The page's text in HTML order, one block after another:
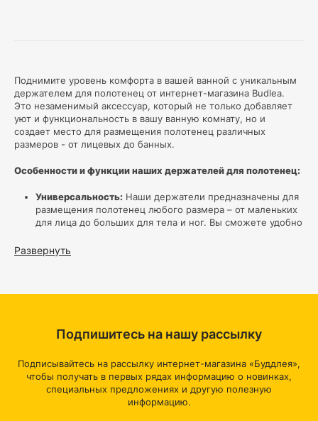
Поднимите уровень комфорта в вашей ванной с уникальным
держателем для полотенец от интернет-магазина Budlea.
Это незаменимый аксессуар, который не только добавляет
уют и функциональность в вашу ванную комнату, но и
создает место для размещения полотенец различных
размеров - от лицевых до банных.
Особенности и функции наших держателей для полотенец:
Универсальность: Наши держатели предназначены для
размещения полотенец любого размера – от маленьких
для лица до больших для тела и ног. Вы сможете удобно
Разнообразие
обеспечивают надежную фиксацию без видимых
Гибкость и удобство: Некоторые наши держатели
обладают гибкими механизмами, позволяющими
перемещать перекладины или вешалки. Это очень
удобно, особенно в ограниченных пространствах.
Развернуть
Подпишитесь на нашу рассылку
Подписывайтесь на рассылку интернет-магазина «Буддлея»,
чтобы получать в первых рядах информацию о новинках,
специальных предложениях и другую полезную
информацию.